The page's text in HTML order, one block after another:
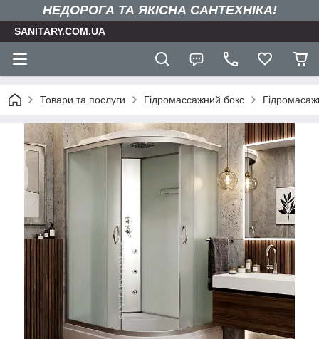
НЕДОРОГА ТА ЯКIСНА САНТЕХНІКА!
SANITARY.COM.UA
Товари та послуги Гідромассажний бокс